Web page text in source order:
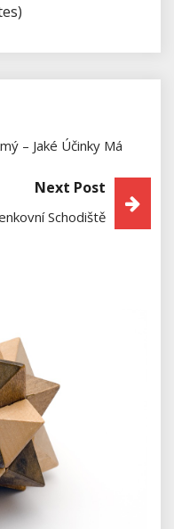
– Jaké Účinky Má
Next Post
Schodiště